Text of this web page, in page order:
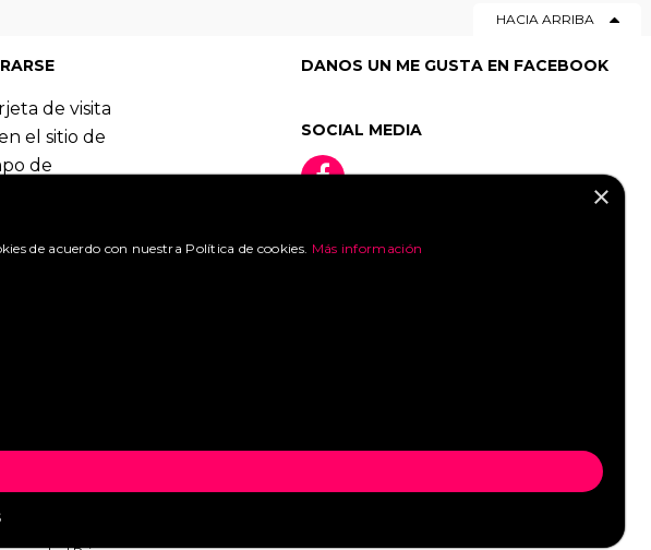
HACIA ARRIBA
de visita
el sitio de
de
de las
DANOS UN ME GUSTA EN FACEBOOK
SOCIAL MEDIA
×
de acuerdo con nuestra Política de cookies. Más información